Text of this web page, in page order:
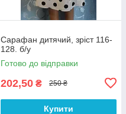
Сарафан дитячий, зріст 116-
128. б/у
Готово до відправки
202,50 ₴ 250 ₴
Купити